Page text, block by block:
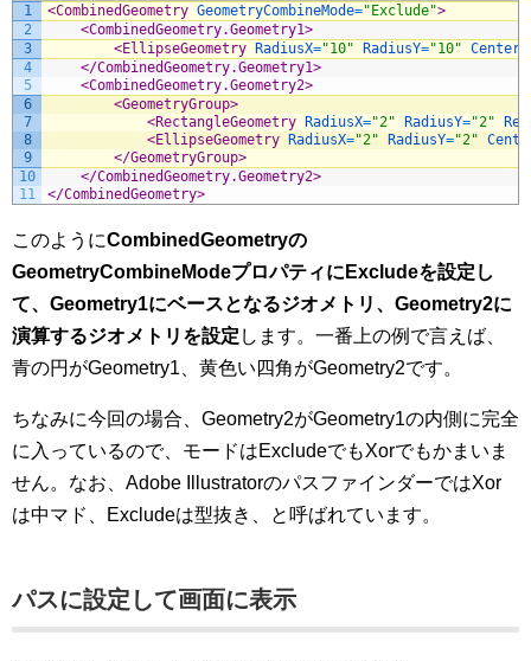
1
2
3
4
5
6
7
8
9
10
11
<CombinedGeometry GeometryCombineMode="Exclude">
<CombinedGeometry.Geometry1>
<EllipseGeometry
RadiusX="10" RadiusY="10" Center
</CombinedGeometry.Geometry1>
<CombinedGeometry.Geometry2>
<GeometryGroup>
<RectangleGeometry
RadiusX="2" RadiusY="2"
<EllipseGeometry
RadiusX="2" RadiusY="2"
</GeometryGroup>
</CombinedGeometry.Geometry2>
</CombinedGeometry>
このようにCombinedGeometryの
GeometryCombineModeプロパティにExcludeを設定し
て、Geometry1にベースとなるジオメトリ、Geometry2に
演算するジオメトリを設定 します。一番上の例で言えば、
青の円がGeometry1、黄色い四角がGeometry2です。
ちなみに今回の場合、Geometry2がGeometry1の内側に完全
に入っているので、モードはExcludeでもXorでもかまいま
せん。なお、Adobe IllustratorのパスファインダーではXor
は中マド、Excludeは型抜き、と呼ばれています。
パスに設定して画面に表示